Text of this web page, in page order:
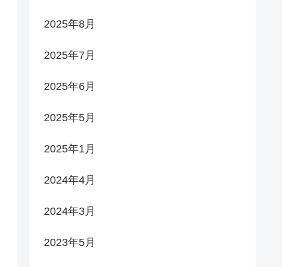
2025年8月
2025年7月
2025年6月
2025年5月
2025年1月
2024年4月
2024年3月
2023年5月